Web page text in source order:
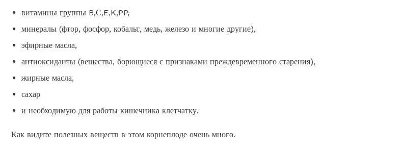
витамины группы B,С,E,K,PP,
минералы (фтор, фосфор, кобальт, медь, железо и многие другие),
эфирные масла,
антиоксиданты (вещества, борющиеся с признаками преждевременного старения),
жирные масла,
сахар
и необходимую для работы кишечника клетчатку.
Как видите полезных веществ в этом корнеплоде очень много.